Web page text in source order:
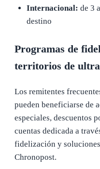
Internacional: de 3
destino
Programas de
territorios de
Los remitentes
pueden beneficiarse de
especiales, descuentos
cuentas dedicada a
fidelización y
Chronopost.